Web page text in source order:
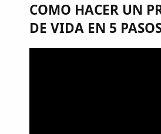
COMO HACER UN
DE VIDA EN 5